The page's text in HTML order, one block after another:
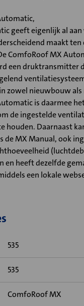
geeft eigenlijk al
maakt ten
ComfoRoof MX
een druktransmitter
zowel nieuwbouw als
is daarmee
de ingestelde
houden. Daarnaast
de MX Manual, ook
en heeft dezelfde
een lokale
535
535
ComfoRoof MX